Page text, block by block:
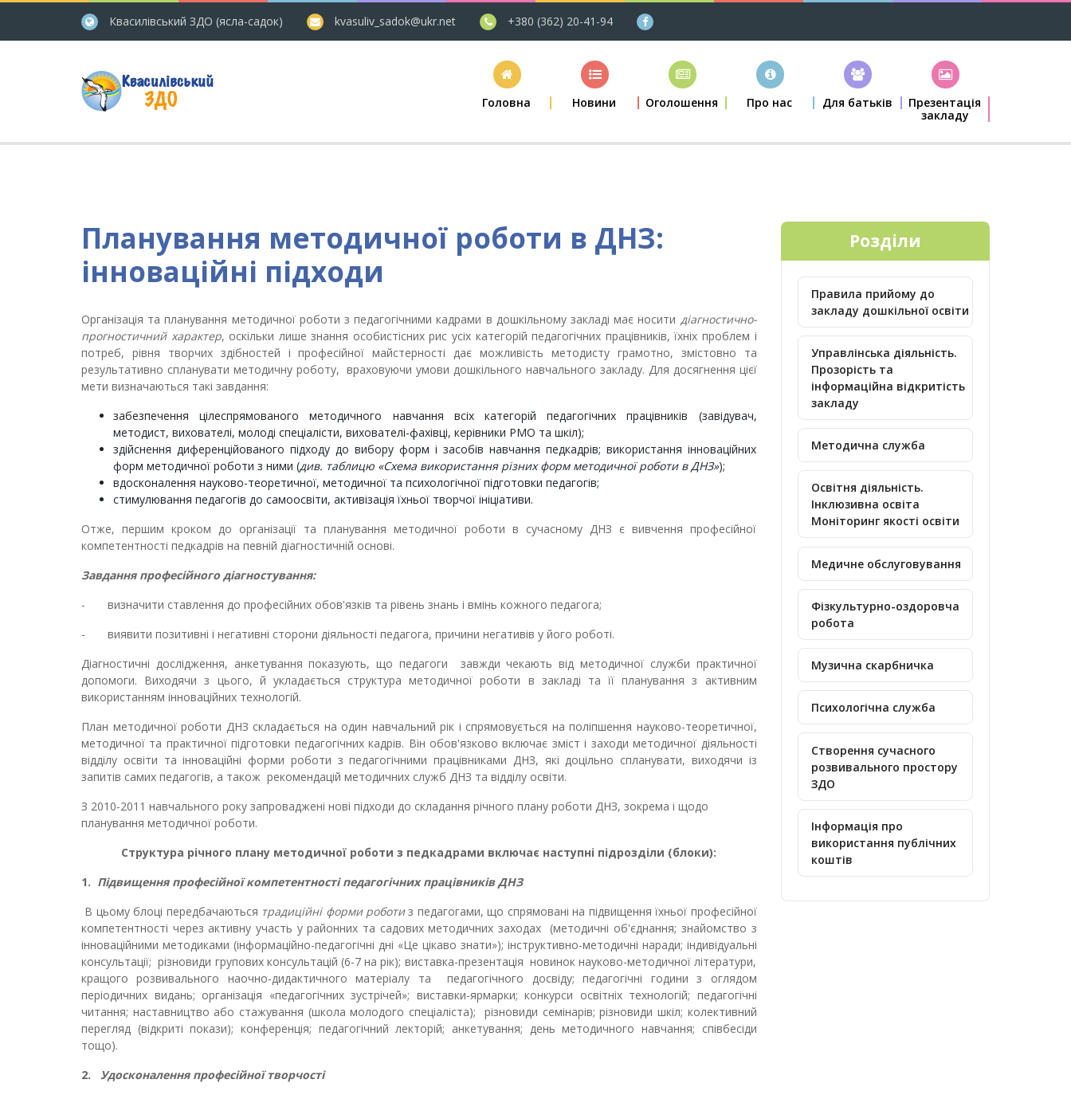
Квасилівський ЗДО (ясла-садок) kvasuliv_sadok@ukr.net +380 (362) 20-41-94
Головна Новини Оголошення Про нас Для батьків
Презентація
закладу
Планування методичної роботи в ДНЗ:
інноваційні підходи
Організація та планування методичної роботи з педагогічними кадрами в дошкільному закладі має носити діагностично-
прогностичний характер, оскільки лише знання особистісних рис усіх категорій педагогічних працівників, їхніх проблем і
потреб, рівня творчих здібностей і професійної майстерності дає можливість методисту грамотно, змістовно та
результативно спланувати методичну роботу, враховуючи умови дошкільного навчального закладу. Для досягнення цієї
мети визначаються такі завдання:
забезпечення цілеспрямованого методичного навчання всіх категорій педагогічних працівників (завідувач,
методист, вихователі, молоді спеціалісти, вихователі-фахівці, керівники РМО та шкіл);
здійснення диференційованого підходу до вибору форм і засобів навчання педкадрів; використання інноваційних
форм методичної роботи з ними (див. таблицю «Схема використання різних форм методичної роботи в ДНЗ»);
вдосконалення науково-теоретичної, методичної та психологічної підготовки педагогів;
стимулювання педагогів до самоосвіти, активізація їхньої творчої ініціативи.
Отже, першим кроком до організації та планування методичної роботи в сучасному ДНЗ є вивчення професійної
компетентності педкадрів на певній діагностичній основі.
Завдання професійного діагностування:
- визначити ставлення до професійних обов'язків та рівень знань і вмінь кожного педагога;
- виявити позитивні і негативні сторони діяльності педагога, причини негативів у його роботі.
Діагностичні дослідження, анкетування показують, що педагоги завжди чекають від методичної служби практичної
допомоги. Виходячи з цього, й укладається структура методичної роботи в закладі та її планування з активним
використанням інноваційних технологій.
План методичної роботи ДНЗ складається на один навчальний рік і спрямовується на поліпшення науково-теоретичної,
методичної та практичної підготовки педагогічних кадрів. Він обов'язково включає зміст і заходи методичної діяльності
відділу освіти та інноваційні форми роботи з педагогічними працівниками ДНЗ, які доцільно спланувати, виходячи із
запитів самих педагогів, а також рекомендацій методичних служб ДНЗ та відділу освіти.
З 2010-2011 навчального року запроваджені нові підходи до складання річного плану роботи ДНЗ, зокрема і щодо
планування методичної роботи.
Структура річного плану методичної роботи з педкадрами включає наступні підрозділи (блоки):
1. Підвищення професійної компетентності педагогічних працівників ДНЗ
В цьому блоці передбачаються традиційні форми роботиз педагогами, що спрямовані на підвищення їхньої професійної
компетентності через активну участь у районних та садових методичних заходах (методичні об'єднання; знайомство з
інноваційними методиками (інформаційно-педагогічні дні «Це цікаво знати»); інструктивно-методичні наради; індивідуальні
консультації; різновиди групових консультацій (6-7 на рік); виставка-презентація новинок науково-методичної літератури,
кращого розвивального наочно-дидактичного матеріалу та педагогічного досвіду; педагогічні години з оглядом
періодичних видань; організація «педагогічних зустрічей»; виставки-ярмарки; конкурси освітніх технологій; педагогічні
читання; наставництво або стажування (школа молодого спеціаліста); різновиди семінарів; різновиди шкіл; колективний
перегляд (відкриті покази); конференція; педагогічний лекторій; анкетування; день методичного навчання; співбесіди
тощо).
2. Удосконалення професійної творчості
Розділи
Правила прийому до
закладу дошкільної освіти
Управлінська діяльність.
Прозорість та
інформаційна відкритість
закладу
Методична служба
Освітня діяльність.
Інклюзивна освіта
Моніторинг якості освіти
Медичне обслуговування
Фізкультурно-оздоровча
робота
Музична скарбничка
Психологічна служба
Створення сучасного
розвивального простору
ЗДО
Інформація про
використання публічних
коштів